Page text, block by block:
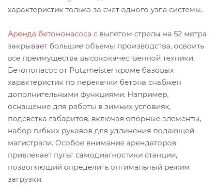
характеристик только за счет одного узла системы.
Аренда бетононасоса с вылетом стрелы на 52 метра
закрывает большие объемы производства, освоить
все преимущества высококачественной техники.
Бетононасос от Putzmeister кроме базовых
характеристик по перекачки бетона снабжен
дополнительными функциями. Например,
оснащение для работы в зимних условиях,
подсветка габаритов, включая опорные элементы,
набор гибких рукавов для удлинения подающей
магистрали. Особое внимание арендаторов
привлекает пульт самодиагностики станции,
позволяющий определить оптимальный режим
загрузки.